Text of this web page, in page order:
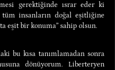
gerektiğinde ısrar eder ki
tüm insanların doğal eşitliğine
eşit bir konuma” sahip olsun.
bu kısa tanımlamadan sonra
dönüyorum. Liberteryen